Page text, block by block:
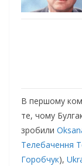
В першому
те, чому
зробили
Телебачення
Горобчук),